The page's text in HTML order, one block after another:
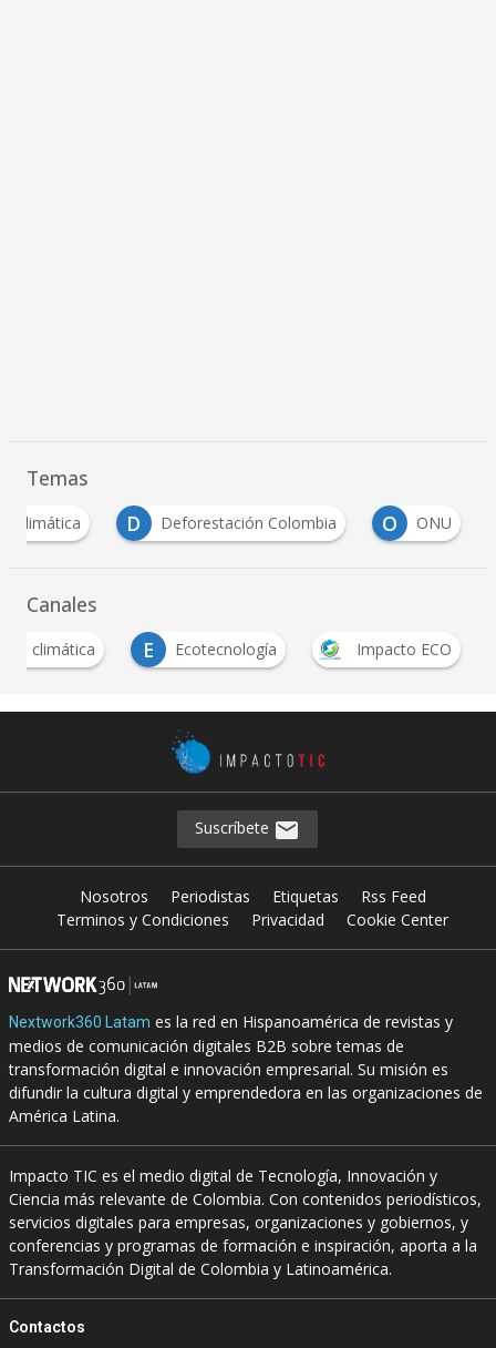
Temas
climática D Deforestación Colombia O ONU
Canales
climática E Ecotecnología Impacto ECO
Suscríbete
Nosotros Periodistas Etiquetas
Rss Feed
Terminos y Condiciones
Privacidad Cookie Center
Nextwork360 Latam es la red en Hispanoamérica de revistas y
medios de comunicación digitales B2B sobre temas de
transformación digital e innovación empresarial. Su misión es
difundir la cultura digital y emprendedora en las organizaciones de
América Latina.
Impacto TIC es el medio digital de Tecnología, Innovación y
Ciencia más relevante de Colombia. Con contenidos periodísticos,
servicios digitales para empresas, organizaciones y gobiernos, y
conferencias y programas de formación e inspiración, aporta a la
Transformación Digital de Colombia y Latinoamérica.
Contactos